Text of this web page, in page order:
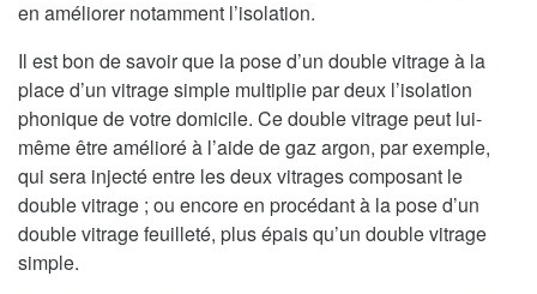
en améliorer notamment l’isolation.
Il est bon de savoir que la pose d’un double vitrage à la
place d’un vitrage simple multiplie par deux l’isolation
phonique de votre domicile. Ce double vitrage peut lui-
même être amélioré à l’aide de gaz argon, par exemple,
qui sera injecté entre les deux vitrages composant le
double vitrage ; ou encore en procédant à la pose d’un
double vitrage feuilleté, plus épais qu’un double vitrage
simple.